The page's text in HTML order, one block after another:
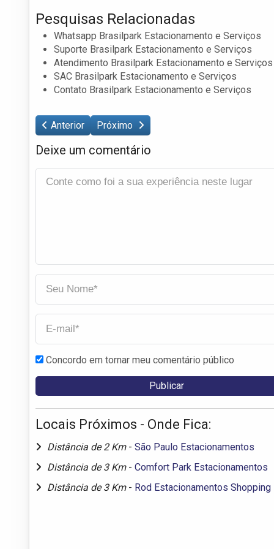
Pesquisas Relacionadas
Whatsapp Brasilpark Estacionamento e Serviços
Suporte Brasilpark Estacionamento e Serviços
Atendimento Brasilpark Estacionamento e Serviços
SAC Brasilpark Estacionamento e Serviços
Contato Brasilpark Estacionamento e Serviços
Anterior Próximo
Deixe um comentário
Concordo em tornar meu comentário público
Locais Próximos - Onde Fica:
Distância de 2 Km - São Paulo Estacionamentos
Distância de 3 Km - Comfort Park Estacionamentos
Distância de 3 Km - Rod Estacionamentos Shopping